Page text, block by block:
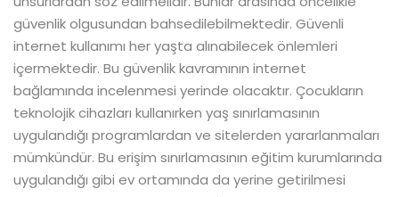
güvenlik olgusundan bahsedilebilmektedir. Güvenli
internet kullanımı her yaşta alınabilecek önlemleri
içermektedir. Bu güvenlik kavramının internet
bağlamında incelenmesi yerinde olacaktır. Çocukların
teknolojik cihazları kullanırken yaş sınırlamasının
uygulandığı programlardan ve sitelerden yararlanmaları
mümkündür. Bu erişim sınırlamasının eğitim kurumlarında
uygulandığı gibi ev ortamında da yerine getirilmesi